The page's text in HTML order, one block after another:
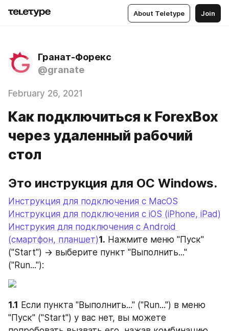
About Teletype Join
Гранат-Форекс
@granate
February 26, 2021
Как подключиться к ForexBox
через удаленный рабочий
стол
Это инструкция для ОС Windows.
Инструкция для подключения с MacOS
Инструкция для подключения с iOS (iPhone, iPad)
Инструкия для подключения с Android
(смартфон, планшет)1. Нажмите меню "Пуск"
("Start") -> выберите пункт "Выполнить..."
("Run..."):
1.1
Если пункта "Выполнить..." ("Run...") в меню
"Пуск" ("Start") у вас нет, вы можете